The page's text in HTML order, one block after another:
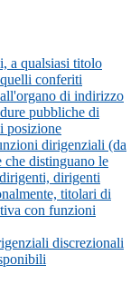
a qualsiasi titolo
conferiti
di indirizzo
pubbliche di
posizione
dirigenziali (da
che distinguano le
dirigenti
titolari di
con funzioni
discrezionali